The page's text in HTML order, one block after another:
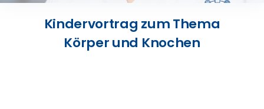
Kindervortrag zum Thema
Körper und Knochen